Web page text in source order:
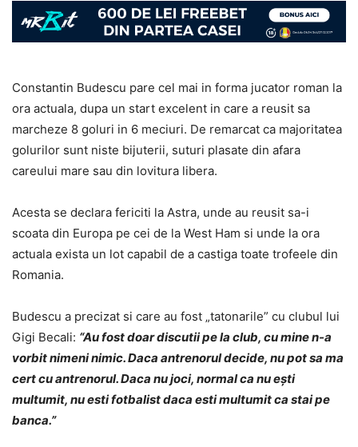
Constantin Budescu pare cel mai in forma jucator roman la
ora actuala, dupa un start excelent in care a reusit sa
marcheze 8 goluri in 6 meciuri. De remarcat ca majoritatea
golurilor sunt niste bijuterii, suturi plasate din afara
careului mare sau din lovitura libera.
Acesta se declara fericiti la Astra, unde au reusit sa-i
scoata din Europa pe cei de la West Ham si unde la ora
actuala exista un lot capabil de a castiga toate trofeele din
Romania.
Budescu a precizat si care au fost „tatonarile” cu clubul lui
Gigi Becali: “Au fost doar discutii pe la club, cu mine n-a
vorbit nimeni nimic. Daca antrenorul decide, nu pot sa ma
cert cu antrenorul. Daca nu joci, normal ca nu ești
multumit, nu esti fotbalist daca esti multumit ca stai pe
banca.”